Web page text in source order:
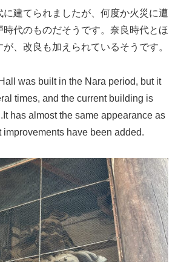
に建てられましたが、何度か火災に遭
代のものだそうです。奈良時代とほ
、改良も加えられているそうです。
was built in the Nara period, but it
times, and the current building is
has almost the same appearance as
improvements have been added.